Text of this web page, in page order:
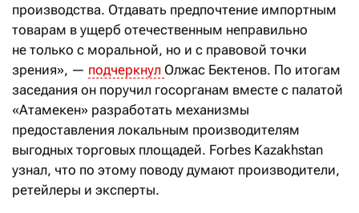
производства. Отдавать предпочтение импортным
товарам в ущерб отечественным неправильно
не только с моральной, но и с правовой точки
зрения», — подчеркнул Олжас Бектенов. По итогам
заседания он поручил госорганам вместе с палатой
«Атамекен» разработать механизмы
предоставления локальным производителям
выгодных торговых площадей. Forbes Kazakhstan
узнал, что по этому поводу думают производители,
ретейлеры и эксперты.